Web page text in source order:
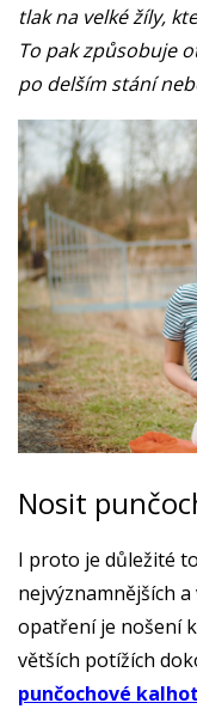
tlak na velké žíly,
To pak způsobuje
po delším stání
Nosit
I proto je důležité
nejvýznamnějších
opatření je nošení
větších potížích
punčochové